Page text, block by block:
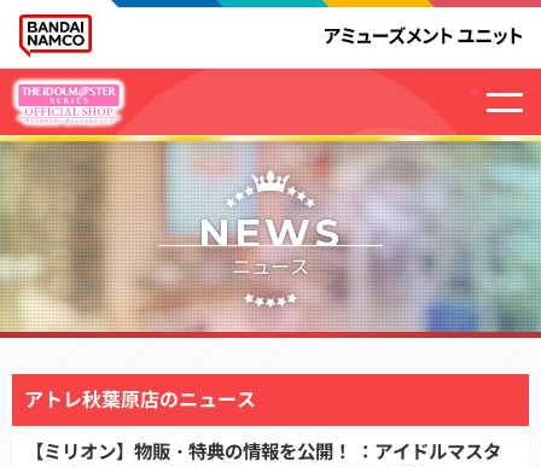
NEWS
ニュース
アトレ秋葉原店のニュース
【ミリオン】物販・特典の情報を公開！ ：アイドルマスタ